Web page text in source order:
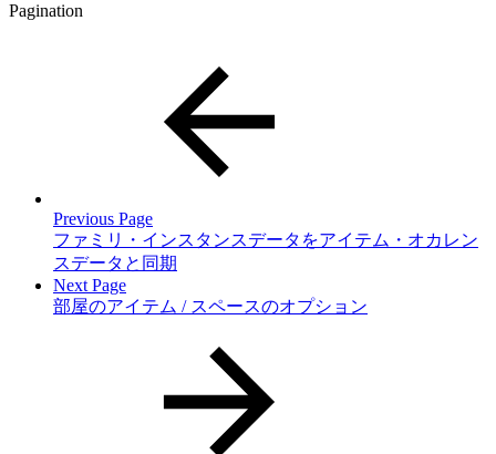
Pagination
Previous Page
ファミリ・インスタンスデータをアイテム・オカレン
スデータと同期
Next Page
部屋のアイテム / スペースのオプション